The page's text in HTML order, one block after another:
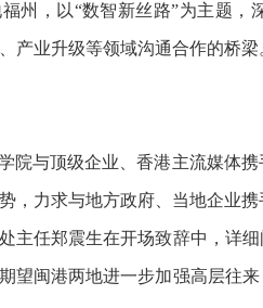
州，以“数智新丝路”为主题，
产业升级等领域沟通合作的桥梁
院与顶级企业、香港主流媒体
，力求与地方政府、当地企业携
主任郑震生在开场致辞中，详
望闽港两地进一步加强高层往